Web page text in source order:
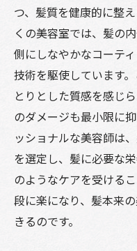
つ、髪質を健康的に整
くの美容室では、髪の
側にしなやかなコーテ
技術を駆使しています
とりとした質感を感じ
のダメージも最小限に
ッショナルな美容師は
を選定し、髪に必要な
のようなケアを受ける
段に楽になり、髪本来
きるのです。